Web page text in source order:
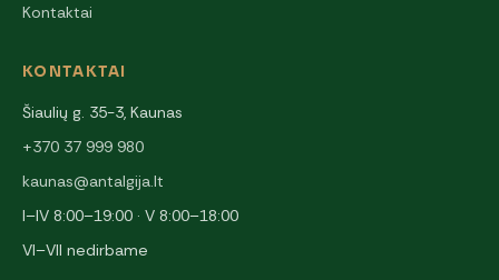
Kontaktai
KONTAKTAI
Šiaulių g. 35-3, Kaunas
+370 37 999 980
kaunas@antalgija.lt
I–IV 8:00–19:00 · V 8:00–18:00
VI–VII nedirbame